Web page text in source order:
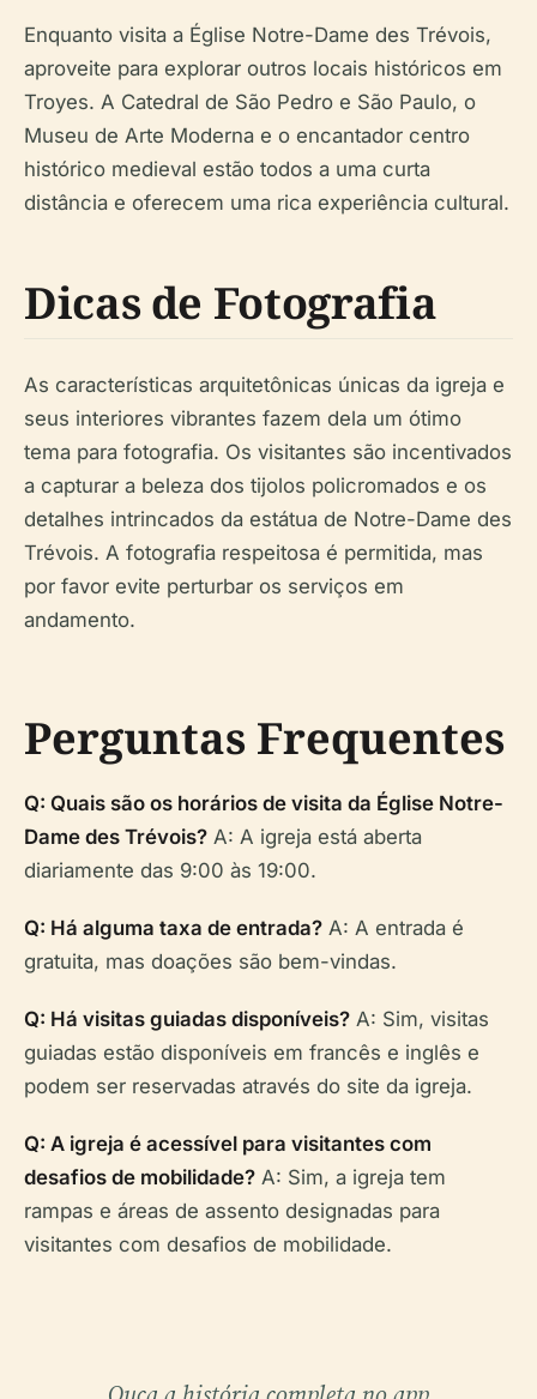
Enquanto visita a Église Notre-Dame des Trévois,
aproveite para explorar outros locais históricos em
Troyes. A Catedral de São Pedro e São Paulo, o
Museu de Arte Moderna e o encantador centro
histórico medieval estão todos a uma curta
distância e oferecem uma rica experiência cultural.
Dicas de Fotografia
As características arquitetônicas únicas da igreja e
seus interiores vibrantes fazem dela um ótimo
tema para fotografia. Os visitantes são incentivados
a capturar a beleza dos tijolos policromados e os
detalhes intrincados da estátua de Notre-Dame des
Trévois. A fotografia respeitosa é permitida, mas
por favor evite perturbar os serviços em
andamento.
Perguntas Frequentes
Q: Quais são os horários de visita da Église Notre-
Dame des Trévois? A: A igreja está aberta
diariamente das 9:00 às 19:00.
Q: Há alguma taxa de entrada? A: A entrada é
gratuita, mas doações são bem-vindas.
Q: Há visitas guiadas disponíveis? A: Sim, visitas
guiadas estão disponíveis em francês e inglês e
podem ser reservadas através do site da igreja.
Q: A igreja é acessível para visitantes com
desafios de mobilidade? A: Sim, a igreja tem
rampas e áreas de assento designadas para
visitantes com desafios de mobilidade.